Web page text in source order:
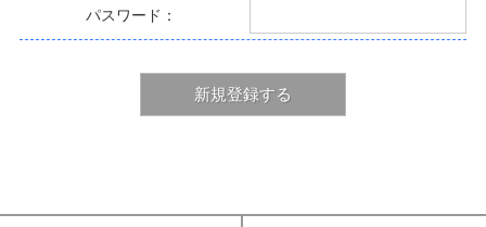
1. 本サイトの目的を逸脱して利用する行為
2. 公序良俗に反する行為及び犯罪に関連する行為
4. 事業者に対する侵害行為
5. 個人情報を侵害する行為
6. 本サイトの運営に支障を来たし，又は信用を毀損する行為
2 利用者等は本サイトに掲載した情報について，事業者が自
パスワード：
新規登録する